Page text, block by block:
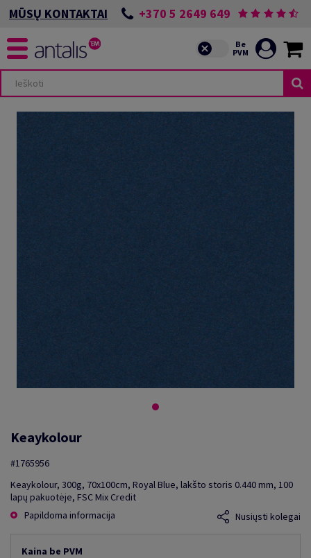
MŪSŲ KONTAKTAI +370 5 2649 649
Keaykolour
#1765956
Keaykolour, 300g, 70x100cm, Royal Blue, lakšto storis 0.440 mm, 100
lapų pakuotėje, FSC Mix Credit
Papildoma informacija
Nusiųsti kolegai
Kaina be PVM